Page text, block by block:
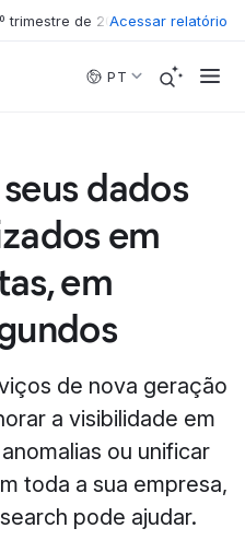
de 2026 • The Forrester
Acessar relatório
PT
dados
em
em
de nova geração
a visibilidade em
ou unificar
toda a sua empresa,
pode ajudar.